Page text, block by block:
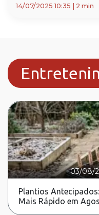
14/07/2025 10:35 2 min
03/08/
Plantios
Mais Rápido em